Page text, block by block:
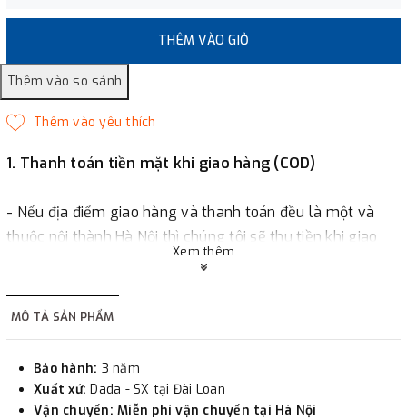
THÊM VÀO GIỎ
1. Thanh toán tiền mặt khi giao hàng (COD)
- Nếu địa điểm giao hàng và thanh toán đều là một và
thuộc nội thành Hà Nội thì chúng tôi sẽ thu tiền khi giao
hàng hoặc khách hàng đặt tiền trước một phần giá trị đơn
2. Thanh toán trực tiếp tại :
Showroom Thanh HươngĐịa chỉ : 23 phố Cát Linh,
phường Cát Linh, quận Đống Đa, Hà Nội.
Xem thêm
MÔ TẢ SẢN PHẨM
Bảo hành: 3 năm
Xuất xứ:Dada - SX tại Đài Loan
Vận chuyển: Miễn phí vận chuyển tại Hà Nội